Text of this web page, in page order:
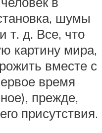
шумы
т. д. Все, что
картину мира,
вместе с
время
прежде,
присутствия.